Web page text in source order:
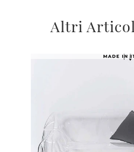
Altri